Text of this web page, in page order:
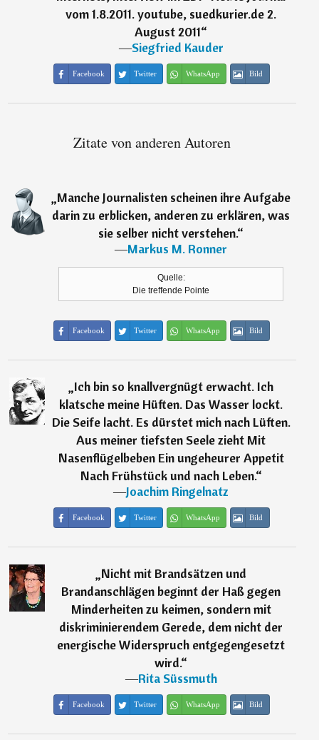
vom 1.8.2011. youtube, suedkurier.de 2.
August 2011“
―Siegfried Kauder
Facebook Twitter WhatsApp Bild
Zitate von anderen Autoren
„Manche Journalisten scheinen ihre Aufgabe
darin zu erblicken, anderen zu erklären, was
sie selber nicht verstehen.“
―Markus M. Ronner
Quelle:
Die treffende Pointe
Facebook Twitter WhatsApp Bild
„Ich bin so knallvergnügt erwacht. Ich
klatsche meine Hüften. Das Wasser lockt.
Die Seife lacht. Es dürstet mich nach Lüften.
Aus meiner tiefsten Seele zieht Mit
Nasenflügelbeben Ein ungeheurer Appetit
Nach Frühstück und nach Leben.“
―Joachim Ringelnatz
Facebook Twitter WhatsApp Bild
„Nicht mit Brandsätzen und
Brandanschlägen beginnt der Haß gegen
Minderheiten zu keimen, sondern mit
diskriminierendem Gerede, dem nicht der
energische Widerspruch entgegengesetzt
wird.“
―Rita Süssmuth
Facebook Twitter WhatsApp Bild